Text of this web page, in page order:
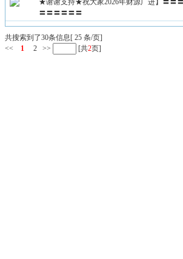
★谢谢支持★祝大家2026年财源广进】〓〓
〓〓〓〓〓〓
共搜索到了30条信息[ 25 条/页]
<<
1 2 >> [共2页]